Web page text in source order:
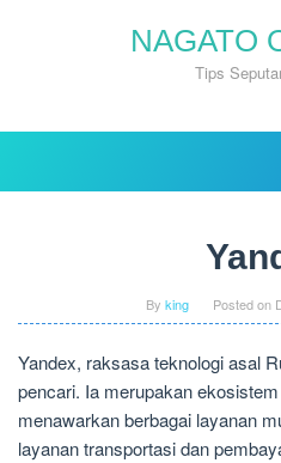
NAGATO
Tips
By king Posted on
Yandex, raksasa teknologi asal
pencari. Ia merupakan
menawarkan berbagai layanan
layanan transportasi dan